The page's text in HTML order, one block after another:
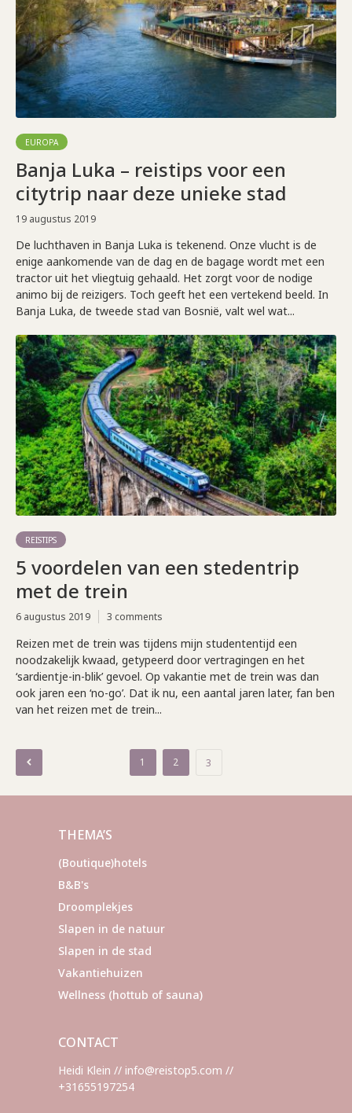
EUROPA
Banja Luka – reistips voor een
citytrip naar deze unieke stad
19 augustus 2019
De luchthaven in Banja Luka is tekenend. Onze vlucht is de
enige aankomende van de dag en de bagage wordt met een
tractor uit het vliegtuig gehaald. Het zorgt voor de nodige
animo bij de reizigers. Toch geeft het een vertekend beeld. In
Banja Luka, de tweede stad van Bosnië, valt wel wat...
REISTIPS
5 voordelen van een stedentrip
met de trein
6 augustus 2019 3 comments
Reizen met de trein was tijdens mijn studententijd een
noodzakelijk kwaad, getypeerd door vertragingen en het
‘sardientje-in-blik’ gevoel. Op vakantie met de trein was dan
ook jaren een ‘no-go’. Dat ik nu, een aantal jaren later, fan ben
van het reizen met de trein...
Berichten
paginering
1 2 3
THEMA’S
(Boutique)hotels
B&B's
Droomplekjes
Slapen in de natuur
Slapen in de stad
Vakantiehuizen
Wellness (hottub of sauna)
CONTACT
Heidi Klein // info@reistop5.com //
+31655197254